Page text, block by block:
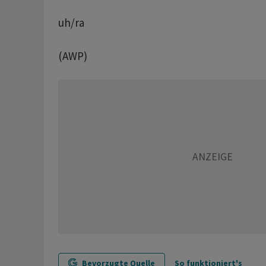
uh/ra
(AWP)
Bevorzugte Quelle So funktioniert's